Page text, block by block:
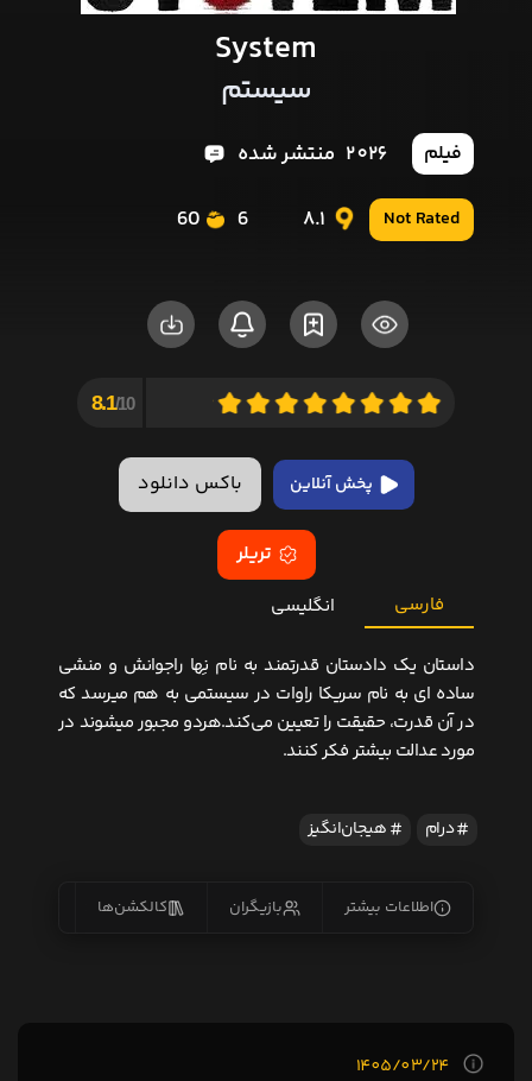
System
سیستم
فیلم 2026 منتشر شده
Not Rated
8.1
6
60
10/
8.1
پخش آنلاین باکس دانلود
تریلر
فارسی انگلیسی
داستان یک دادستان قدرتمند به نام نِها راجوانش و منشی
ساده ای به نام سریکا راوات در سیستمی به هم میرسد که
در آن قدرت، حقیقت را تعیین می‌کند.هردو مجبور میشوند در
مورد عدالت بیشتر فکر کنند.
درام هیجان‌انگیز
اطلاعات بیشتر بازیگران کالکشن‌ها
1405/03/24